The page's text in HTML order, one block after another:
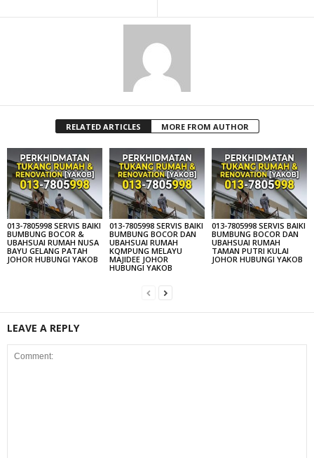
RELATED ARTICLES MORE FROM AUTHOR
013-7805998 SERVIS BAIKI
BUMBUNG BOCOR &
UBAHSUAI RUMAH NUSA
BAYU GELANG PATAH
JOHOR HUBUNGI YAKOB
013-7805998 SERVIS BAIKI
BUMBUNG BOCOR DAN
UBAHSUAI RUMAH
KQMPUNG MELAYU
MAJIDEE JOHOR
HUBUNGI YAKOB
013-7805998 SERVIS BAIKI
BUMBUNG BOCOR DAN
UBAHSUAI RUMAH
TAMAN PUTRI KULAI
JOHOR HUBUNGI YAKOB
LEAVE A REPLY